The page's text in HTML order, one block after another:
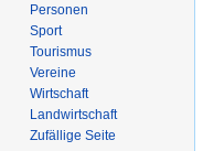
Personen
Sport
Tourismus
Vereine
Wirtschaft
Landwirtschaft
Zufällige Seite